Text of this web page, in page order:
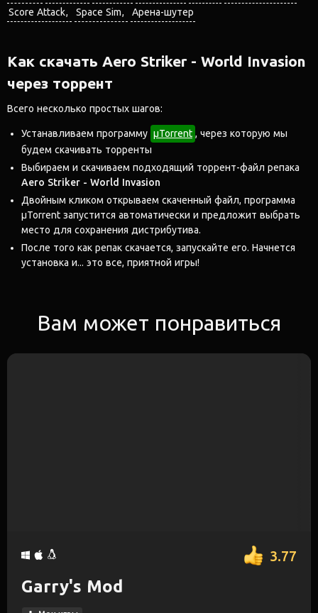
Score Attack
Space Sim Арена-шутер
Как скачать Aero Striker - World Invasion
через торрент
Всего несколько простых шагов:
Устанавливаем программу μTorrent , через которую мы
будем скачивать торренты
Выбираем и скачиваем подходящий торрент-файл репака
Aero Striker - World Invasion
Двойным кликом открываем скаченный файл, программа
μTorrent запустится автоматически и предложит выбрать
место для сохранения дистрибутива.
После того как репак скачается, запускайте его. Начнется
установка и... это все, приятной игры!
Вам может понравиться
3.77
Garry's Mod